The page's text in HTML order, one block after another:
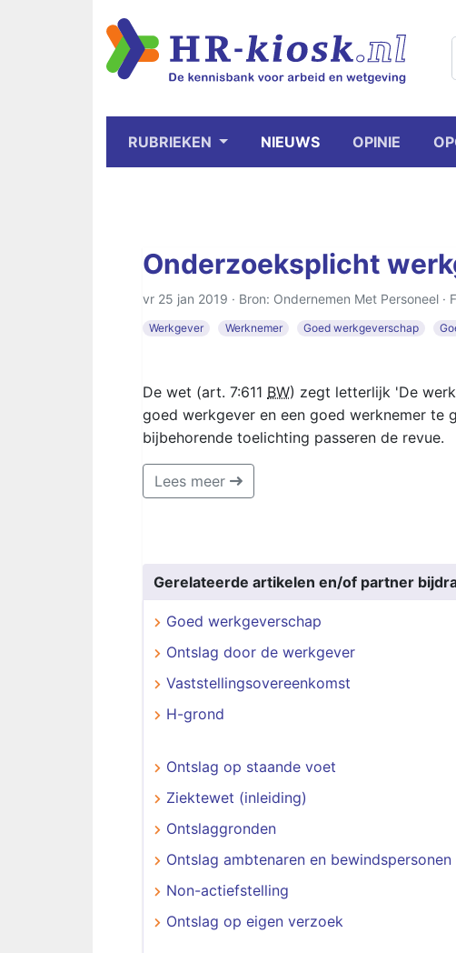
RUBRIEKEN NIEUWS OPINIE
Onderzoeksplicht
vr 25 jan 2019 · Bron: Ondernemen Met Personeel ·
Werkgever Werknemer Goed werkgeverschap
De wet (art. 7:611 BW) zegt letterlijk 'De
goed werkgever en een goed werknemer te
bijbehorende toelichting passeren de revue.
Lees meer
Gerelateerde artikelen en/of partner
Goed werkgeverschap
Ontslag door de werkgever
Vaststellingsovereenkomst
H-grond
Ontslag op staande voet
Ziektewet (inleiding)
Ontslaggronden
Ontslag ambtenaren en bewindspersonen
Non-actiefstelling
Ontslag op eigen verzoek